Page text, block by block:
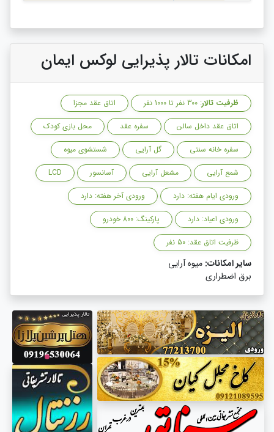
امکانات تالار پذیرایی لوکس ایمان
ظرفیت تالار: 300 نفر تا 1000 نفر
اتاق عقد مجزا
اتاق عقد داخل سالن
سفره عقد
محل بازی کودک
سفره خانه سنتی
گل آرایی
شستشوی میوه
شمع آرایی
مشعل آرایی آسانسور
LCD
ورودی ایام هفته: دارد
ورودی آخر هفته: دارد
ورودی اعیاد: دارد
پارکینگ: 800 خودرو
ظرفیت اتاق عقد: 50 نفر
سایر امکانات: میوه آرایی
برق اضطراری